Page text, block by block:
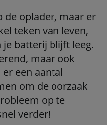
de oplader, maar er
teken van leven,
je batterij blijft leeg.
maar ook
een aantal
om de oorzaak
op te
verder!